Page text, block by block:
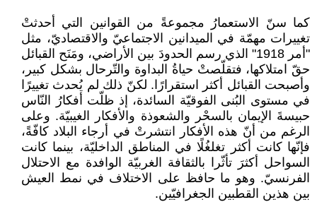
كما سنّ الاستعمارُ مجموعةً من القوانين التي أحدثتْ
تغييرات مهمّة في الميدانين الاجتماعيّ والاقتصاديّ، مثل
"أمر 1918" الذي رسم الحدودَ بين الأراضي، ومَنَح القبائل
حقّ امتلاكها، فتقلّصتْ حياةُ البداوة والتّرحال بشكل كبير،
وأصبحت القبائل أكثر استقرارًا. لكنّ ذلك لم يُحدث تغييرًا
في مستوى البُنى الفوقيّة السائدة، إذ ظلّت أفكارُ النّاس
حبيسةَ الإيمان بالسحْر والشعوذة والأفكار الغيبيّة. وعلى
الرغم من أنّ هذه الأفكار انتشرتْ في أرجاء البلاد كافّةً،
فإنّها كانت أكثر تغلغُلًا في المناطق الداخليّة، بينما كانت
السواحل أكثرَ تأثّرا بالثقافة الغربيّة الوافدة مع الاحتلال
الفرنسيّ. وهو ما حافظ على الاختلاف في نمط العيش
بين هذين القطبين الجغرافيّين.